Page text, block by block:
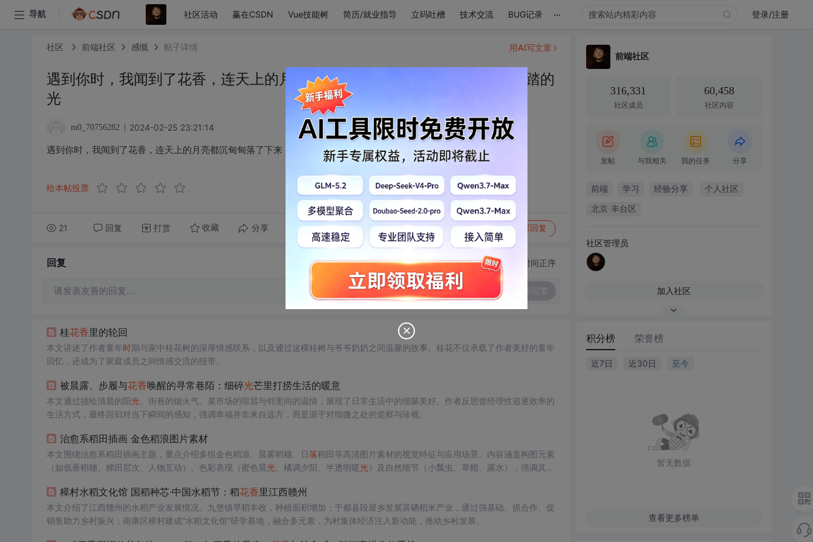
导航 社区活动 赢在CSDN Vue技能树 简历/就业指导 立码吐槽 技术交流 BUG记录 ... 登录/注册
社区 前端社区 感慨 帖子详情
遇到你时，我闻到了花香，连天上的月亮都沉甸甸落了下来，化作你来时所踏的
光
m0_70756282 2024-02-25 23:21:14
遇到你时，我闻到了花香，连天上的月亮都沉甸甸落了下来，化作你来时所踏的光
给本帖投票
21 回复 打赏 收藏 分享 转发到动态 举报 写回复
用AI写文章
回复 切换为时间正序
请发表友善的回复…
桂花香里的轮回
本文讲述了作者童年时期与家中桂花树的深厚情感联系，以及通过这棵桂树与爷爷奶奶之间温馨的故事。桂花不仅承载了作者美好的童年
回忆，还成为了家庭成员之间情感交流的纽带。
被晨露、步履与花香唤醒的寻常巷陌：细碎光芒里打捞生活的暖意
本文通过描绘清晨的阳光、街巷的烟火气、菜市场的喧嚣与邻里间的温情，展现了日常生活中的细腻美好。作者反思曾经理性追逐效率的
生活方式，最终回归对当下瞬间的感知，强调幸福并非来自远方，而是源于对细微之处的觉察与珍视。
治愈系稻田插画 金色稻浪图片素材
本文围绕治愈系稻田插画主题，重点介绍多组金色稻浪、晨雾稻穗、日落稻田等高清图片素材的视觉特征与应用场景。内容涵盖构图元素
（如低垂稻穗、梯田层次、人物互动）、色彩表现（蜜色晨光、橘调夕阳、半透明暖光）及自然细节（小瓢虫、草帽、露水），强调其在
樟村水稻文化馆 国稻种芯·中国水稻节：稻花香里江西赣州
本文介绍了江西赣州的水稻产业发展情况。九堡镇早稻丰收，种植面积增加；于都县段屋乡发展富硒稻米产业，通过强基础、抓合作、促
销售助力乡村振兴；南康区樟村建成“水稻文化馆”研学基地，融合多元素，为村集体经济注入新动能，推动乡村发展。
前端社区
316,331
社区成员
60,458
社区内容
发帖 与我相关 我的任务 分享
前端 学习 经验分享 个人社区
北京·丰台区
社区管理员
加入社区
积分榜 荣誉榜
近7日 近30日 至今
暂无数据
查看更多榜单